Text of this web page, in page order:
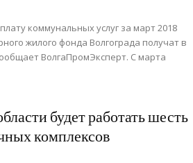
коммунальных услуг за март 2018
жилого фонда Волгограда получат в
ВолгаПромЭксперт. С марта
будет работать шесть
комплексов